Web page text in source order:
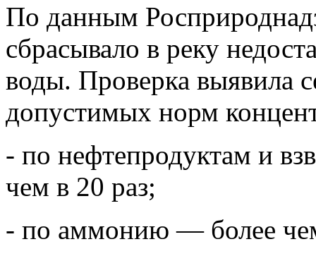
По данным
сбрасывало в реку
воды. Проверка выявила
допустимых норм
- по нефтепродуктам и
чем в 20 раз;
- по аммонию — более